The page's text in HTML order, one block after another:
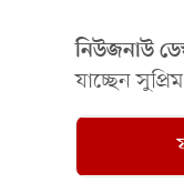
নিউজনাউ
যাচ্ছেন